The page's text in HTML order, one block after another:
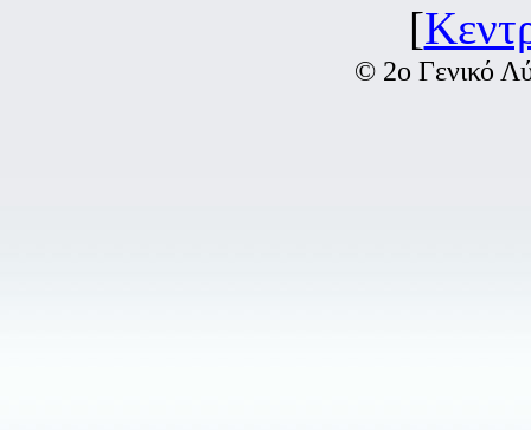
[
© 2ο Γενικό